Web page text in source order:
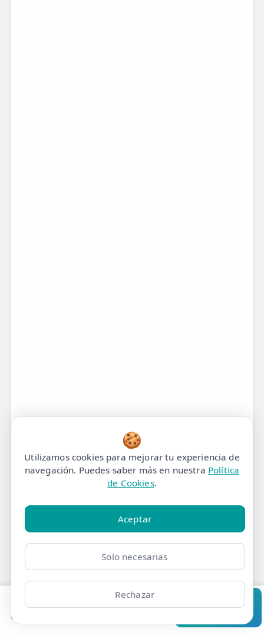
Clínicas
Tratamiento de
Fisioterapia para Dolor
Pedir cita Consultar
🍪
Utilizamos cookies para mejorar tu experiencia de
navegación. Puedes saber más en nuestra Política
de Cookies.
Aceptar
Solo necesarias
Rechazar